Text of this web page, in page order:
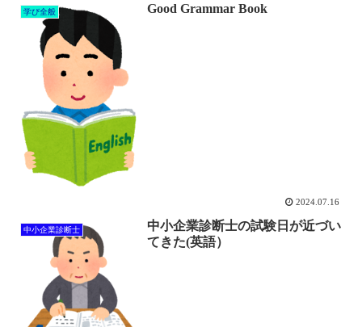
学び全般 Good Grammar Book
2024.07.16
中小企業診断士
中小企業診断士の試験日が近づい
てきた(英語）